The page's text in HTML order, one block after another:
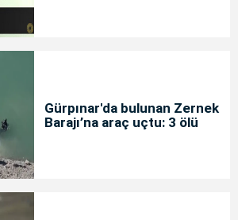
Gürpınar'da bulunan Zernek
Barajı’na araç uçtu: 3 ölü